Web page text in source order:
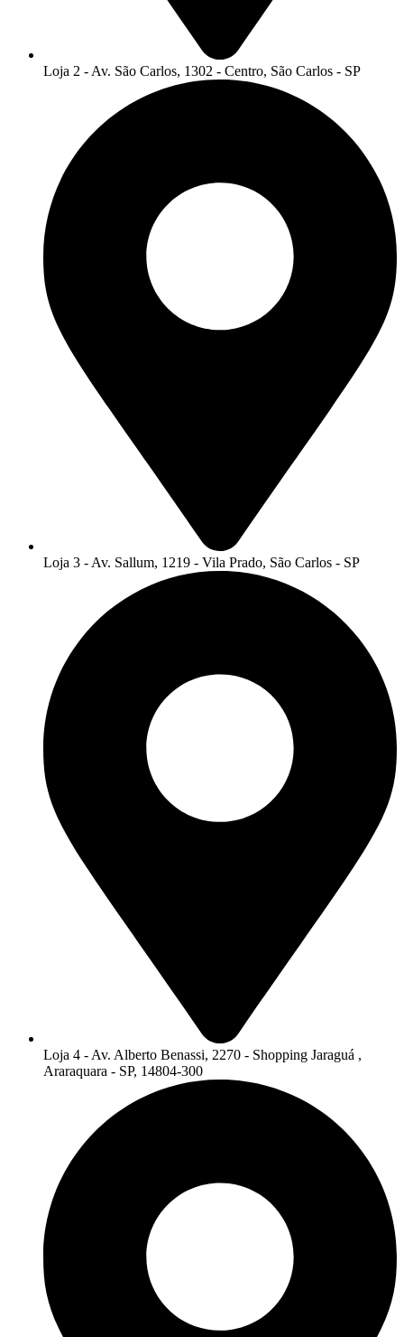
Loja 2 - Av. São Carlos, 1302 - Centro, São Carlos - SP
Loja 3 - Av. Sallum, 1219 - Vila Prado, São Carlos - SP
Loja 4 - Av. Alberto Benassi, 2270 - Shopping Jaraguá ,
Araraquara - SP, 14804-300